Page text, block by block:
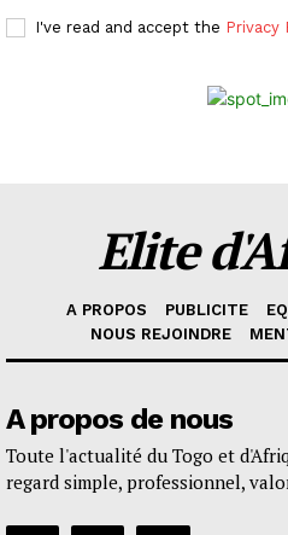
I've read and accept the Privacy
Elite
A PROPOS PUBLICITE
NOUS REJOINDRE
A propos de nous
Toute l'actualité du Togo et
regard simple, professionnel,